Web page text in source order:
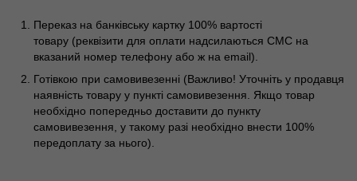
Переказ на банківську картку 100% вартості
товару (реквізити для оплати надсилаються СМС на
вказаний номер телефону або ж на email).
Готівкою при самовивезенні (Важливо! Уточніть у продавця
наявність товару у пункті самовивезення. Якщо товар
необхідно попередньо доставити до пункту
самовивезення, у такому разі необхідно внести 100%
передоплату за нього).